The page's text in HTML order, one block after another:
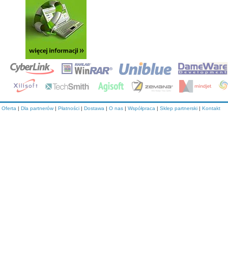
Oferta | Dla partnerów | Płatności | Dostawa | O nas | Współpraca | Sklep partnerski | Kontakt